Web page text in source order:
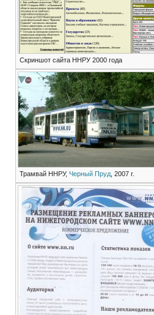
Скриншот сайта ННРУ 2000 года
Трамвай ННРУ, Черный Пруд, 2007 г.